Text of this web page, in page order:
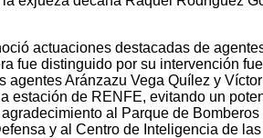
actuaciones destacadas de
fue distinguido por su intervención
agentes Aránzazu Vega Quílez y
estación de RENFE, evitando un
al Parque de
y al Centro de Inteligencia de